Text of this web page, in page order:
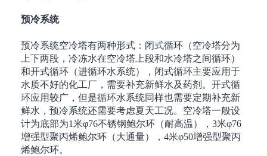
预冷系统
预冷系统空冷塔有两种形式：闭式循环（空冷塔分为
上下两段，冷冻水在空冷塔上段和水冷塔之间循环）
和开式循环（进循环水系统），闭式循环主要应用于
水质不好的化工厂，需要补充新鲜水及药剂。开式循
环应用较广，但是循环水系统同样也需要定期补充新
鲜水，预冷系统还需要考虑夏天工况。空冷塔一般设
计为底部为1米φ76不锈钢鲍尔环（耐高温）， 3米φ76
增强型聚丙烯鲍尔环（大通量）， 4米φ50增强型聚丙
烯鲍尔环。